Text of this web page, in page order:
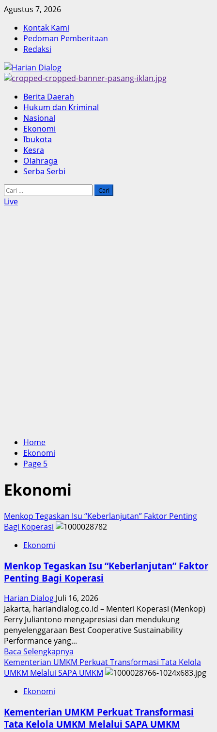
Skip
content
Agustus 7, 2026
Kontak Kami
Pedoman Pemberitaan
Redaksi
Primary
Menu
Berita Daerah
Hukum dan Kriminal
Nasional
Ekonomi
Ibukota
Kesra
Olahraga
Serba Serbi
Cari
untuk:
Live
Home
Ekonomi
Page 5
Ekonomi
Menkop Tegaskan Isu “Keberlanjutan” Faktor Penting
Bagi Koperasi
Ekonomi
Menkop Tegaskan Isu “Keberlanjutan” Faktor
Penting Bagi Koperasi
Harian Dialog Juli 16, 2026
Jakarta, hariandialog.co.id – Menteri Koperasi (Menkop)
Ferry Juliantono mengapresiasi dan mendukung
penyelenggaraan Best Cooperative Sustainability
Performance yang...
Baca Selengkapnya
more
about
“Keberlanjutan”
Faktor
Kementerian UMKM Perkuat Transformasi Tata Kelola
UMKM Melalui SAPA UMKM
Ekonomi
Kementerian UMKM Perkuat Transformasi
Tata Kelola UMKM Melalui SAPA UMKM